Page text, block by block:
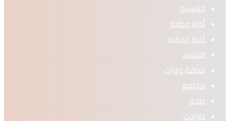
الرئيسية
أخبار وطنية
أخبار الجالية
اقتصاد
ثقافة وتراث
مجتمع
صحة
حوادث